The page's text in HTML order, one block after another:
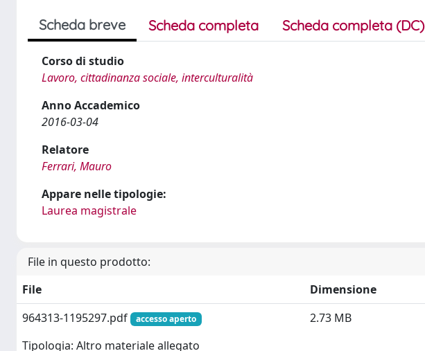
Scheda breve Scheda completa Scheda completa (DC)
Corso di studio
Lavoro, cittadinanza sociale, interculturalità
Anno Accademico
2016-03-04
Relatore
Ferrari, Mauro
Appare nelle tipologie:
Laurea magistrale
File in questo prodotto:
File
Dimensione
964313-1195297.pdf
accesso aperto
Tipologia: Altro materiale allegato
2.73 MB